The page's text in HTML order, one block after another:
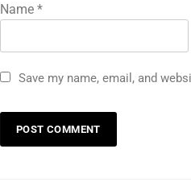
Name *
Save my name, email, and